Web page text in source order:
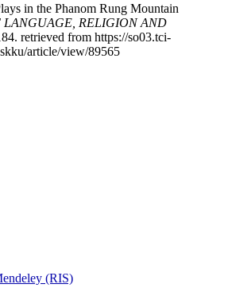
in the Phanom Rung Mountain
LANGUAGE, RELIGION AND
retrieved from https://so03.tci-
article/view/89565
(RIS)